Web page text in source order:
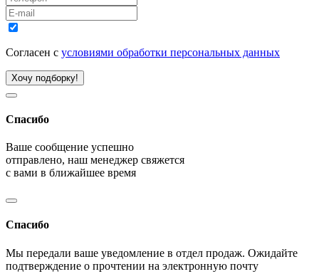
Согласен с условиями обработки персональных данных
Хочу подборку!
Спасибо
Ваше сообщение успешно
отправлено, наш менеджер свяжется
с вами в ближайшее время
Спасибо
Мы передали ваше уведомление в отдел продаж. Ожидайте
подтверждение о прочтении на электронную почту